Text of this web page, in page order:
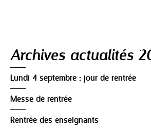
Archives actualités
Lundi 4 septembre : jour de rentrée
Messe de rentrée
Rentrée des enseignants